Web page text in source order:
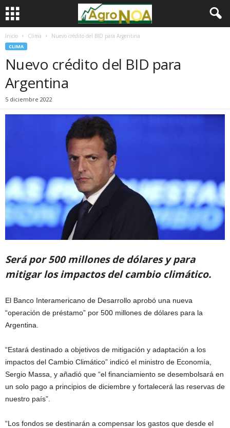
Inicio Clima Nuevo crédito del BID para Argentina
CLIMA
Nuevo crédito del BID para
Argentina
5 diciembre 2022
Será por 500 millones de dólares y para
mitigar los impactos del cambio climático.
El Banco Interamericano de Desarrollo aprobó una nueva
“operación de préstamo” por 500 millones de dólares para la
Argentina.
“Estará destinado a objetivos de mitigación y adaptación a los
impactos del Cambio Climático” indicó el ministro de Economía,
Sergio Massa, y añadió que “el financiamiento se desembolsará en
un solo pago a principios de diciembre y fortalecerá las reservas de
nuestro país”.
“Los fondos se destinarán a compensar los gastos que desde el